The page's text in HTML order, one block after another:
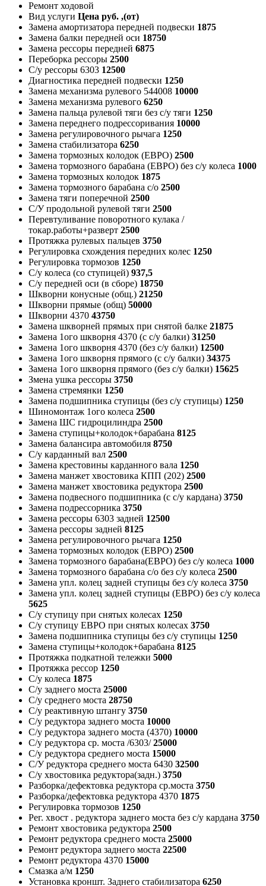
Ремонт ходовой
Вид услуги Цена руб. ,(от)
Замена амортизатора передней подвески 1875
Замена балки передней оси 18750
Замена рессоры передней 6875
Переборка рессоры 2500
С/у рессоры 6303 12500
Диагностика передней подвески 1250
Замена механизма рулевого 544008 10000
Замена механизма рулевого 6250
Замена пальца рулевой тяги без с/у тяги 1250
Замена переднего подрессоривания 10000
Замена регулировочного рычага 1250
Замена стабилизатора 6250
Замена тормозных колодок (ЕВРО) 2500
Замена тормозного барабана (ЕВРО) без с/у колеса 1000
Замена тормозных колодок 1875
Замена тормозного барабана с/о 2500
Замена тяги поперечной 2500
С/У продольной рулевой тяги 2500
Перевтуливание поворотного кулака /
токар.работы+разверт 2500
Протяжка рулевых пальцев 3750
Регулировка схождения передних колес 1250
Регулировка тормозов 1250
С/у колеса (со ступицей) 937,5
С/у передней оси (в сборе) 18750
Шкворни конусные (общ.) 21250
Шкворни прямые (общ) 50000
Шкворни 4370 43750
Замена шкворней прямых при снятой балке 21875
Замена 1ого шкворня 4370 (с с/у балки) 31250
Замена 1ого шкворня 4370 (без с/у балки) 12500
Замена 1ого шкворня прямого (с с/у балки) 34375
Замена 1ого шкворня прямого (без с/у балки) 15625
Змена ушка рессоры 3750
Замена стремянки 1250
Замена подшипника ступицы (без с/у ступицы) 1250
Шиномонтаж 1ого колеса 2500
Замена ШС гидроцилиндра 2500
Замена ступицы+колодок+барабана 8125
Замена балансира автомобиля 8750
С/у карданный вал 2500
Замена крестовины карданного вала 1250
Замена манжет хвостовика КПП (202) 2500
Замена манжет хвостовика редуктора 2500
Замена подвесного подшипника (с с/у кардана) 3750
Замена подрессорника 3750
Замена рессоры 6303 задней 12500
Замена рессоры задней 8125
Замена регулировочного рычага 1250
Замена тормозных колодок (ЕВРО) 2500
Замена тормозного барабана(ЕВРО) без с/у колеса 1000
Замена тормозного барабана с/о без с/у колеса 2500
Замена упл. колец задней ступицы без с/у колеса 3750
Замена упл. колец задней ступицы (ЕВРО) без с/у колеса
5625
С/у ступицу при снятых колесах 1250
С/у ступицу ЕВРО при снятых колесах 3750
Замена подшипника ступицы без с/у ступицы 1250
Замена ступицы+колодок+барабана 8125
Протяжка подкатной тележки 5000
Протяжка рессор 1250
С/у колеса 1875
С/у заднего моста 25000
С/у среднего моста 28750
С/у реактивную штангу 3750
С/у редуктора заднего моста 10000
С/у редуктора заднего моста (4370) 10000
С/у редуктора ср. моста /6303/25000
С/у редуктора среднего моста 15000
С/У редуктора среднего моста 6430 32500
С/у хвостовика редуктора(задн.) 3750
Разборка/дефектовка редуктора ср.моста 3750
Разборка/дефектовка редуктора 4370 1875
Регулировка тормозов 1250
Рег. хвост . редуктора заднего моста без с/у кардана 3750
Ремонт хвостовика редуктора 2500
Ремонт редуктора среднего моста 25000
Ремонт редуктора заднего моста 22500
Ремонт редуктора 4370 15000
Смазка а/м 1250
Установка кроншт. Заднего стабилизатора 6250